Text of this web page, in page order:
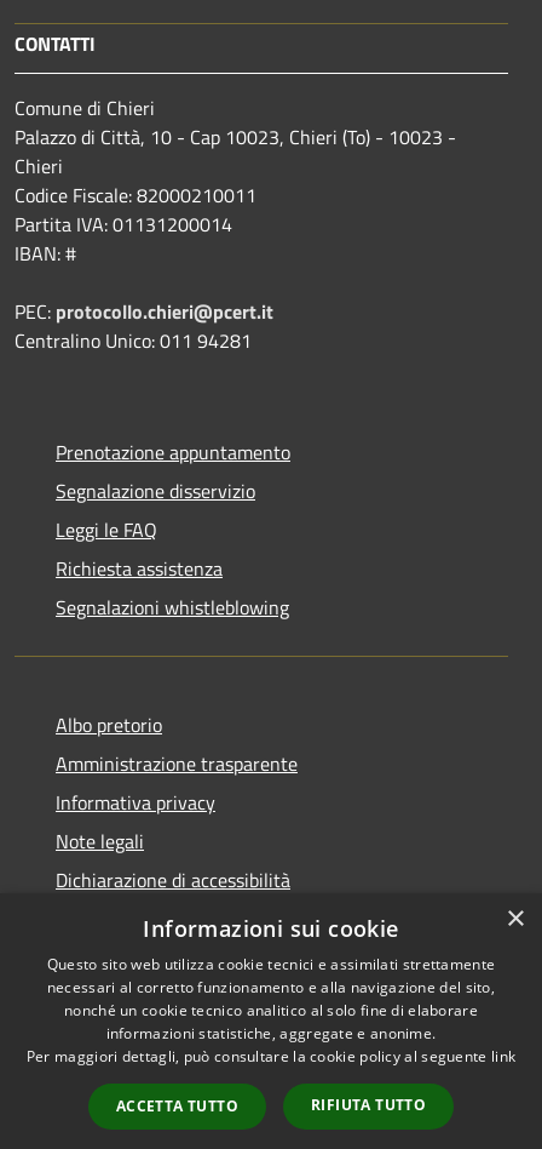
CONTATTI
Comune di Chieri
Palazzo di Città, 10 - Cap 10023, Chieri (To) - 10023 -
Chieri
Codice Fiscale: 82000210011
Partita IVA: 01131200014
IBAN: #
PEC: protocollo.chieri@pcert.it
Centralino Unico: 011 94281
Prenotazione appuntamento
Segnalazione disservizio
Leggi le FAQ
Richiesta assistenza
Segnalazioni whistleblowing
Albo pretorio
Amministrazione trasparente
Informativa privacy
Note legali
Dichiarazione di accessibilità
Meccanismo di Feedback
Accessibilità
Copyright © 2026 • Comune di
Chieri • Powered by
Municipium•
Accesso
redazione
×
Informazioni sui cookie
Questo sito web utilizza cookie tecnici e assimilati strettamente
necessari al corretto funzionamento e alla navigazione del sito,
nonché un cookie tecnico analitico al solo fine di elaborare
informazioni statistiche, aggregate e anonime.
Per maggiori dettagli, può consultare la cookie policy al seguente link
ACCETTA TUTTO RIFIUTA TUTTO